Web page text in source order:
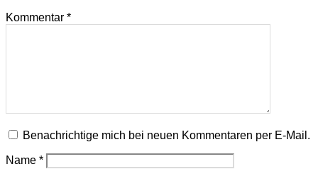
Kommentar *
Benachrichtige mich bei neuen Kommentaren per E-Mail.
Name *